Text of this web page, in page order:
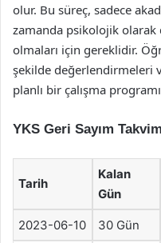
olur. Bu süreç, sadece
zamanda psikolojik olarak
olmaları için gereklidir.
şekilde değerlendirmeleri
planlı bir çalışma
YKS Geri Sayım
Tarih
Kalan
Gün
2023-06-10 30 Gün